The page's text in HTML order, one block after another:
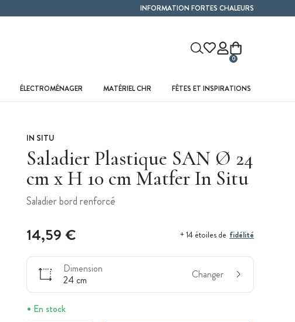
INFORMATION FORTES CHALEURS
0
ÉLECTROMÉNAGER MATÉRIEL CHR FÊTES ET INSPIRATIONS
IN SITU
Saladier Plastique SAN Ø 24
cm x H 10 cm Matfer In Situ
Saladier bord renforcé
14,59 € + 14 étoiles de fidélité
Dimension
24 cm
Changer
En stock